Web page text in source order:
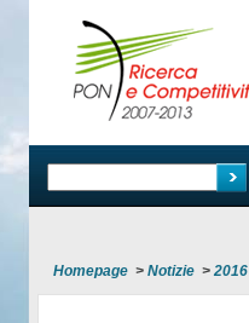
PROGRAMMA
Homepage > Notizie > 2016